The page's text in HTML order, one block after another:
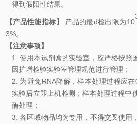
得到假阳性结果。
【产品性能指标】 产品的最d检出限为10
3%。
【注意事项】
1.使用本试剂盒的实验室，应严格按照
因扩增检验实验室管理规范进行管理 ；
2. 为避免RNA降解，样本处理过程应在
实验后立即上机检测；样本处理过程中
酶处理 ；
3.各区域物品均为专用，不得交叉使用